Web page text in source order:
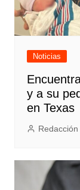
Noticias
y a su
en Texas
Redacción